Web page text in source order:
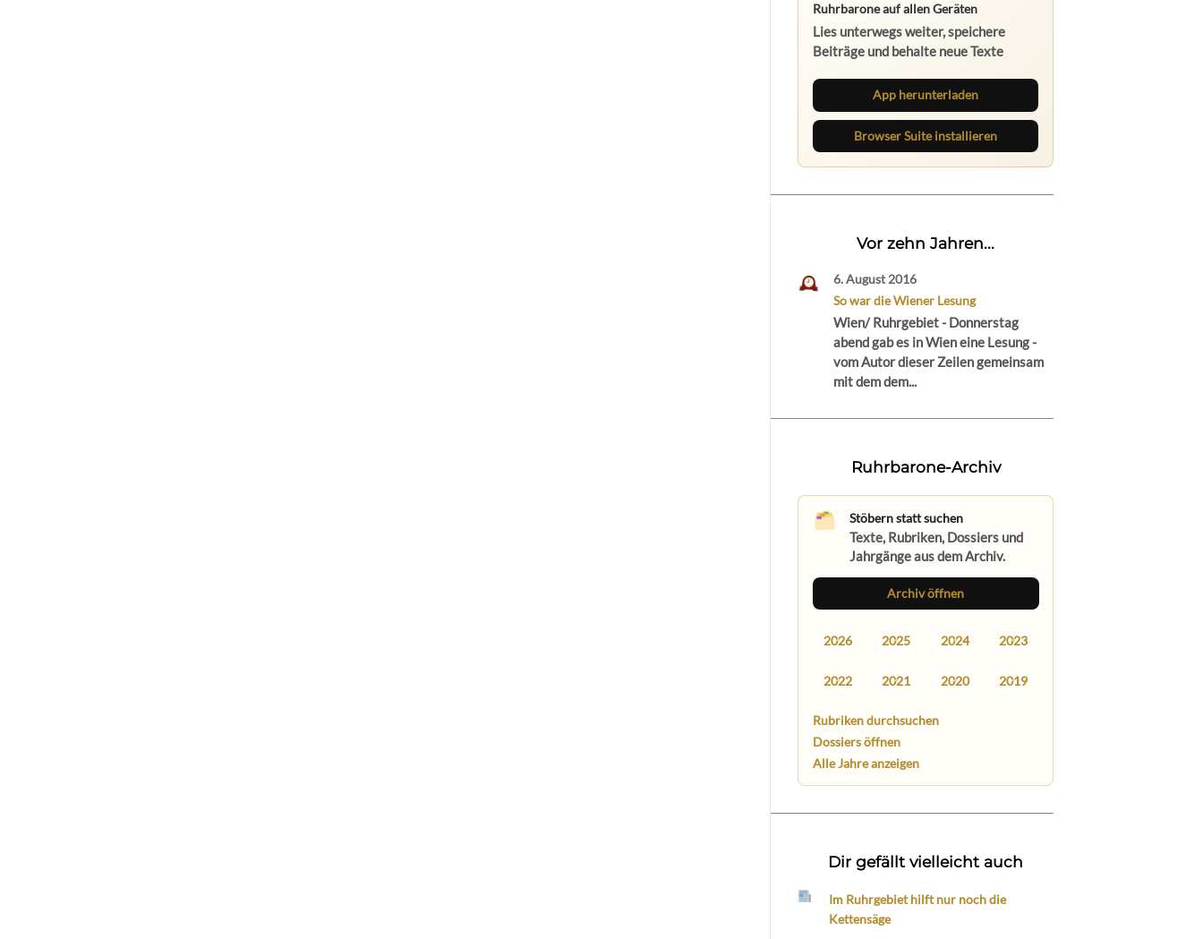
Ruhrbarone auf allen Geräten
Lies unterwegs weiter, speichere
Beiträge und behalte neue Texte
App herunterladen
Browser Suite installieren
Vor zehn Jahren...
6. August 2016
So war die Wiener Lesung
Wien/ Ruhrgebiet - Donnerstag
abend gab es in Wien eine Lesung -
vom Autor dieser Zeilen gemeinsam
mit dem dem...
Ruhrbarone-Archiv
Stöbern statt suchen
Texte, Rubriken, Dossiers und
Jahrgänge aus dem Archiv.
Archiv öffnen
2026 2025 2024 2023
2022 2021 2020 2019
Rubriken durchsuchen
Dossiers öffnen
Alle Jahre anzeigen
Dir gefällt vielleicht auch
Im Ruhrgebiet hilft nur noch die
Kettensäge